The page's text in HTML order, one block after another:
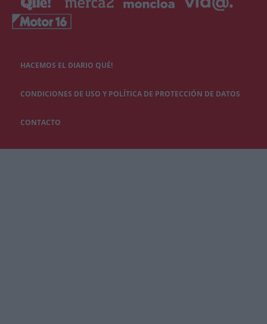
HACEMOS EL DIARIO QUÉ!
CONDICIONES DE USO Y POLÍTICA DE PROTECCIÓN DE DATOS
CONTACTO